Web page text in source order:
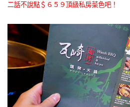
二話不說點＄６５９頂級私房菜色吧！